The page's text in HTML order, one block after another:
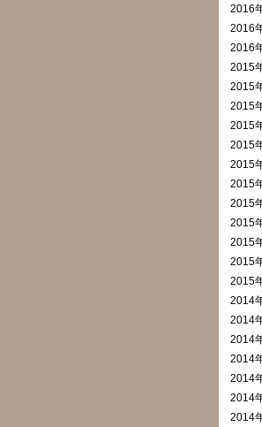
2016
2016
2016
2015
2015
2015
2015
2015
2015
2015
2015
2015
2015
2015
2015
2014
2014
2014
2014
2014
2014
2014